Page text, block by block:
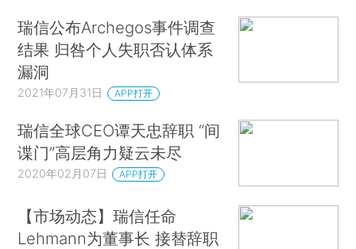
瑞信公布Archegos事件调查
结果 归咎个人失职否认体系
漏洞
2021年07月31日 APP打开
瑞信全球CEO谭天忠辞职 “间
谍门”高层角力疑云未尽
2020年02月07日 APP打开
【市场动态】瑞信任命
Lehmann为董事长 接替辞职